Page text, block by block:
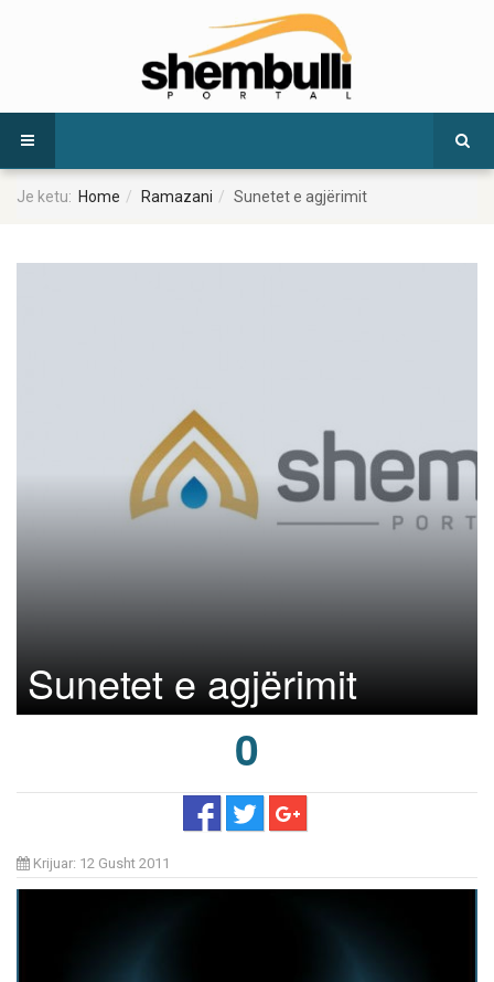
Je ketu: Home Ramazani Sunetet e agjërimit
Sunetet e agjërimit
0
Krijuar: 12 Gusht 2011